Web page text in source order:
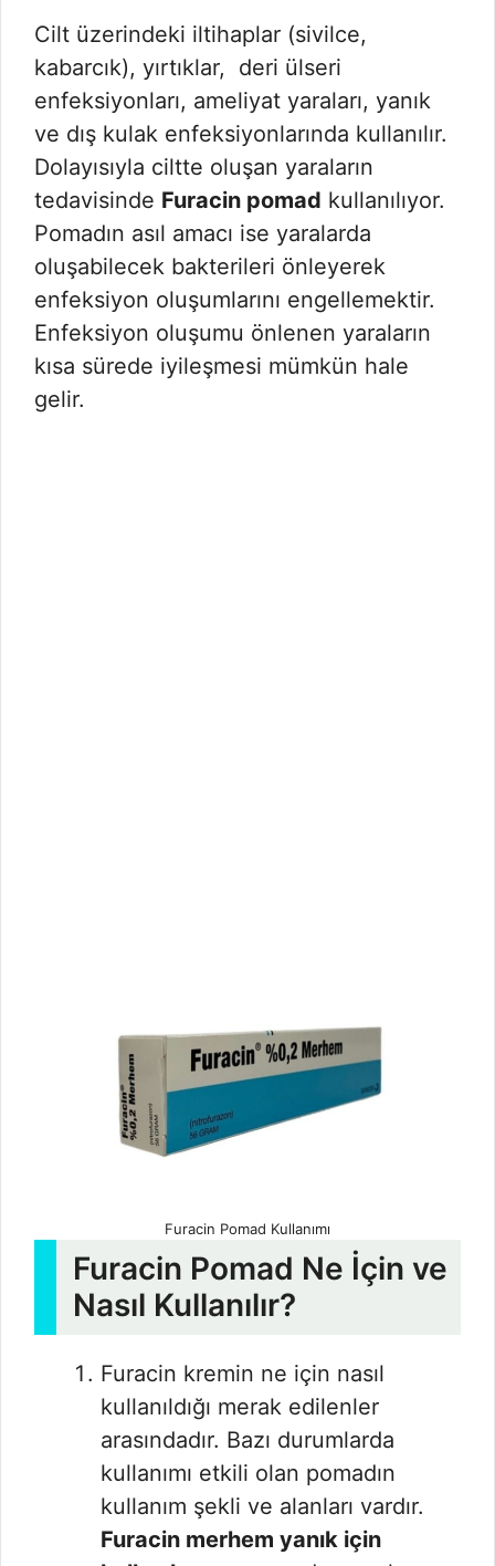
Cilt üzerindeki iltihaplar (sivilce,
kabarcık), yırtıklar, deri ülseri
enfeksiyonları, ameliyat yaraları, yanık
ve dış kulak enfeksiyonlarında kullanılır.
Dolayısıyla ciltte oluşan yaraların
tedavisinde Furacin pomad kullanılıyor.
Pomadın asıl amacı ise yaralarda
oluşabilecek bakterileri önleyerek
enfeksiyon oluşumlarını engellemektir.
Enfeksiyon oluşumu önlenen yaraların
kısa sürede iyileşmesi mümkün hale
gelir.
Furacin Pomad Kullanımı
Furacin Pomad Ne İçin ve
Nasıl Kullanılır?
Furacin kremin ne için nasıl
kullanıldığı merak edilenler
arasındadır. Bazı durumlarda
kullanımı etkili olan pomadın
kullanım şekli ve alanları vardır.
Furacin merhem yanık için